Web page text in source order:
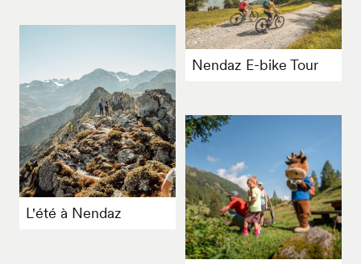
Nendaz E-bike Tour
L'été à Nendaz